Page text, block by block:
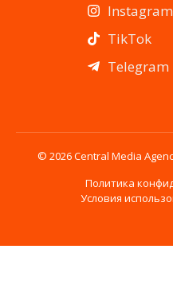
Instagram
TikTok
Telegram
© 2026 Central Media
Политика
Условия